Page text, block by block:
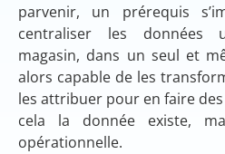
parvenir, un prérequis
centraliser les données
magasin, dans un seul et
alors capable de les
les attribuer pour en faire
cela la donnée existe,
opérationnelle.